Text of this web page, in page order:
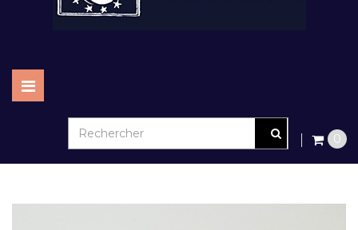
Basculer
la
navigation
0